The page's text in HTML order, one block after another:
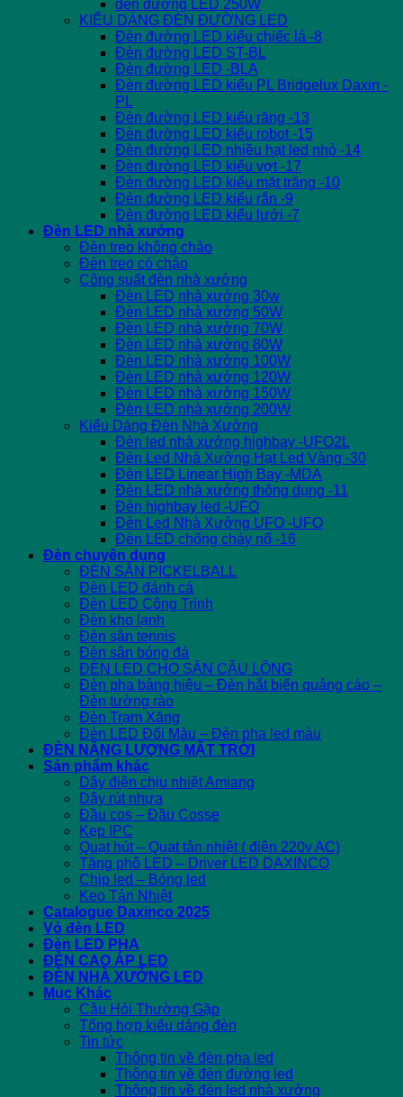
đèn đường LED 250W
KIỂU DÁNG ĐÈN ĐƯỜNG LED
Đèn đường LED kiểu chiếc lá -8
Đèn đường LED ST-BL
Đèn đường LED -BLA
Đèn đường LED kiểu PL Bridgelux Daxin -
PL
Đèn đường LED kiểu răng -13
Đèn đường LED kiểu robot -15
Đèn đường LED nhiều hạt led nhỏ -14
Đèn đường LED kiểu vợt -17
Đèn đường LED kiểu mặt trăng -10
Đèn đường LED kiểu rắn -9
Đèn đường LED kiểu lưới -7
Đèn LED nhà xưởng
Đèn treo không chảo
Đèn treo có chảo
Công suất đèn nhà xưởng
Đèn LED nhà xưởng 30w
Đèn LED nhà xưởng 50W
Đèn LED nhà xưởng 70W
Đèn LED nhà xưởng 80W
Đèn LED nhà xưởng 100W
Đèn LED nhà xưởng 120W
Đèn LED nhà xưởng 150W
Đèn LED nhà xưởng 200W
Kiểu Dáng Đèn Nhà Xưởng
Đèn led nhà xưởng highbay -UFO2L
Đèn Led Nhà Xưởng Hạt Led Vàng -30
Đèn LED Linear High Bay -MDA
Đèn LED nhà xưởng thông dụng -11
Đèn highbay led -UFO
Đèn Led Nhà Xưởng UFO -UFO
Đèn LED chống cháy nổ -16
Đèn chuyên dụng
ĐÈN SÂN PICKELBALL
Đèn LED đánh cá
Đèn LED Công Trình
Đèn kho lạnh
Đèn sân tennis
Đèn sân bóng đá
ĐÈN LED CHO SÂN CẦU LÔNG
Đèn pha bảng hiệu – Đèn hắt biển quảng cáo –
Đèn tường rào
Đèn Trạm Xăng
Đèn LED Đổi Màu – Đèn pha led màu
ĐÈN NĂNG LƯỢNG MẶT TRỜI
Sản phẩm khác
Dây điện chịu nhiệt Amiang
Dây rút nhựa
Đầu cos – Đầu Cosse
Kẹp IPC
Quạt hút – Quạt tản nhiệt ( điện 220v AC)
Tăng phô LED – Driver LED DAXINCO
Chip led – Bóng led
Keo Tản Nhiệt
Catalogue Daxinco 2025
Vỏ đèn LED
Đèn LED PHA
ĐÈN CAO ÁP LED
ĐÈN NHÀ XƯỞNG LED
Mục Khác
Câu Hỏi Thường Gặp
Tổng hợp kiểu dáng đèn
Tin tức
Thông tin về đèn pha led
Thông tin về đèn đường led
Thông tin về đèn led nhà xưởng